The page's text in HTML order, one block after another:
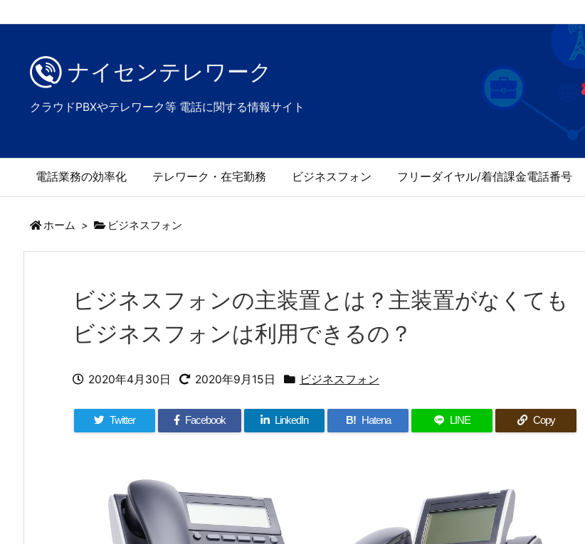
ナイセンテレワーク
クラウドPBXやテレワーク等 電話に関する情報サイト
電話業務の効率化 テレワーク・在宅勤務 ビジネスフォン フリーダイヤル/着信課金電話番号
ホーム > ビジネスフォン
ビジネスフォンの主装置とは？主装置がなくても
ビジネスフォンは利用できるの？
2020年4月30日 2020年9月15日 ビジネスフォン
Twitter Facebook LinkedIn B! Hatena LINE Copy